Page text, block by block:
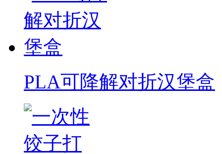
PLA可降解对折汉堡盒